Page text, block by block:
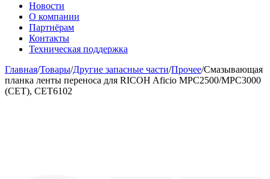
Новости
О компании
Партнёрам
Контакты
Техническая поддержка
Главная/Товары/Другие запасные части/Прочее/Смазывающая
планка ленты переноса для RICOH Aficio MPC2500/MPC3000
(CET), CET6102